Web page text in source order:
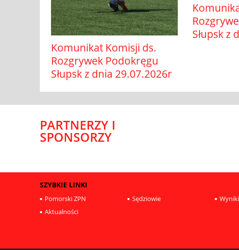
Komunikat Komisji ds.
Rozgrywek Podokręgu
Słupsk z dnia 29.07.2026r
Słupsk z
PARTNERZY I
SPONSORZY
SZYBKIE LINKI
Pomorski ZPN Sędziowie
Aktualności